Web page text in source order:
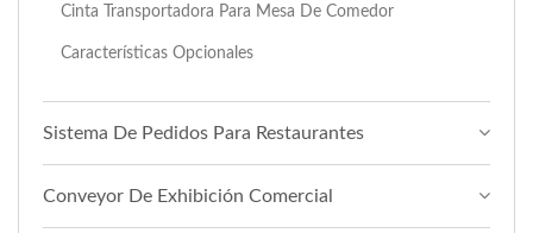
Cinta Transportadora Para Mesa De Comedor
Características Opcionales
Sistema De Pedidos Para Restaurantes
Conveyor De Exhibición Comercial